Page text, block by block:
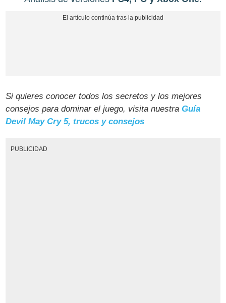
Si quieres conocer todos los secretos y los mejores
consejos para dominar el juego, visita nuestraGuía
Devil May Cry 5, trucos y consejos
PUBLICIDAD